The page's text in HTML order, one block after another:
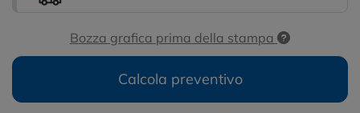
Bozza grafica prima della stampa
Calcola preventivo